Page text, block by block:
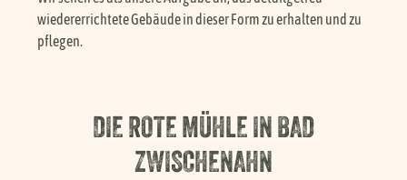
wiedererrichtete Gebäude in dieser Form zu erhalten und zu
pflegen.
DIE ROTE MÜHLE IN BAD
ZWISCHENAHN